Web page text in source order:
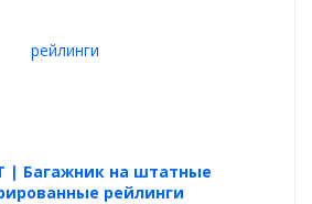
| Багажник на штатные
рейлинги